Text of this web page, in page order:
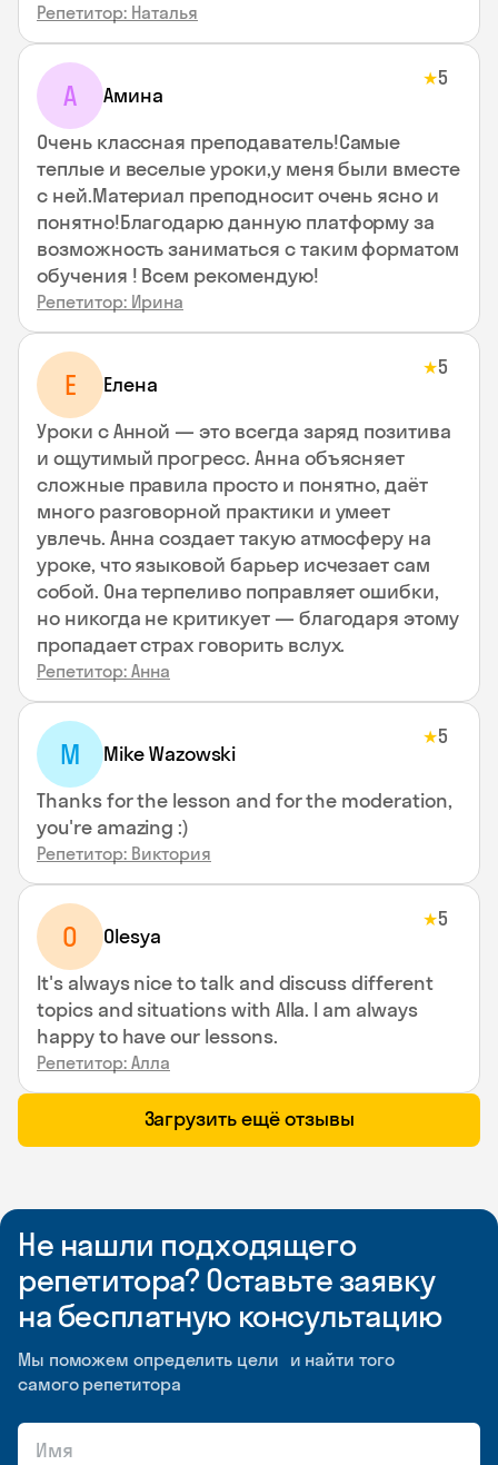
Репетитор: Наталья
А Амина
★5
Очень классная преподаватель!Самые
теплые и веселые уроки,у меня были вместе
с ней.Материал преподносит очень ясно и
понятно!Благодарю данную платформу за
возможность заниматься с таким форматом
обучения ! Всем рекомендую!
Репетитор: Ирина
Е Елена
★5
Уроки с Анной — это всегда заряд позитива
и ощутимый прогресс. Анна объясняет
сложные правила просто и понятно, даёт
много разговорной практики и умеет
увлечь. Анна создает такую атмосферу на
уроке, что языковой барьер исчезает сам
собой. Она терпеливо поправляет ошибки,
но никогда не критикует — благодаря этому
пропадает страх говорить вслух.
Репетитор: Анна
M Mike Wazowski
★5
Thanks for the lesson and for the moderation,
you're amazing :)
Репетитор: Виктория
O Olesya
★5
It's always nice to talk and discuss different
topics and situations with Alla. I am always
happy to have our lessons.
Репетитор: Алла
Загрузить ещё отзывы
Не нашли подходящего
репетитора? Оставьте заявку
на бесплатную консультацию
Мы поможем определить цели и найти того
самого репетитора